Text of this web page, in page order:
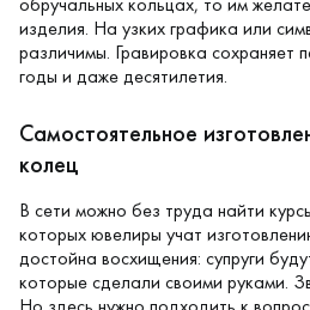
изделия. На узких графика или
различимы. Гравировка сохраняет
годы и даже десятилетия.
Самостоятельное
колец
В сети можно без труда найти
которых ювелиры учат
достойна восхищения: супруги
которые сделали своими руками.